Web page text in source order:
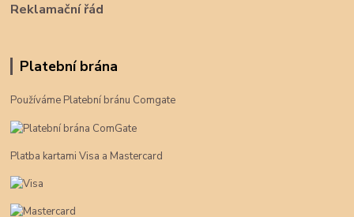
Reklamační řád
Platební brána
Používáme Platební bránu Comgate
Platba kartami Visa a Mastercard